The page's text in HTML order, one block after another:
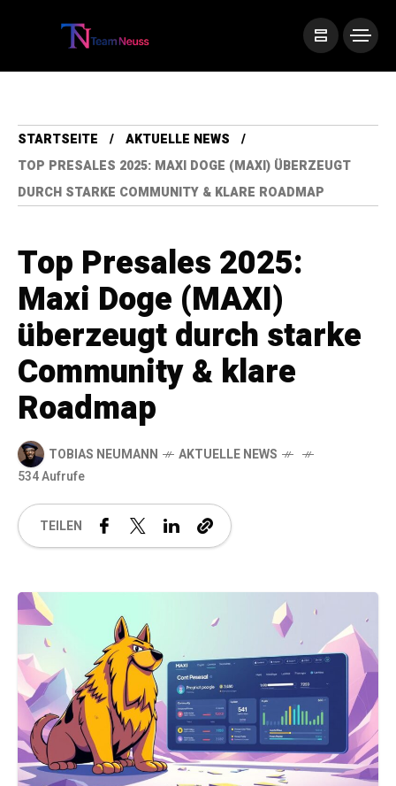
STARTSEITE
AKTUELLE NEWS
TOP PRESALES 2025: MAXI DOGE (MAXI) ÜBERZEUGT
DURCH STARKE COMMUNITY & KLARE ROADMAP
Top Presales 2025:
Maxi Doge (MAXI)
überzeugt durch starke
Community & klare
Roadmap
TOBIAS NEUMANN
AKTUELLE NEWS
534 Aufrufe
TEILEN